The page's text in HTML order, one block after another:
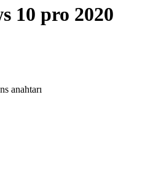
10 pro 2020
anahtarı